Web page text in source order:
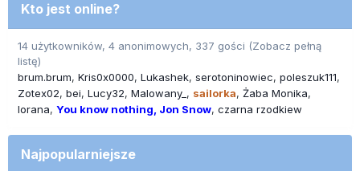
Kto jest online?
14 użytkowników, 4 anonimowych, 337 gości (Zobacz pełną
listę)
brum.brum Kris0x0000 Lukashek serotoninowiec poleszuk111
Zotex02 bei Lucy32 Malowany_ sailorka Żaba Monika
lorana You know nothing, Jon Snow czarna rzodkiew
Najpopularniejsze